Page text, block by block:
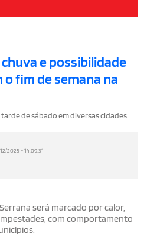
e possibilidade
fim de semana na
de sábado em diversas cidades.
2025 - 14:09:31
será marcado por calor,
com comportamento